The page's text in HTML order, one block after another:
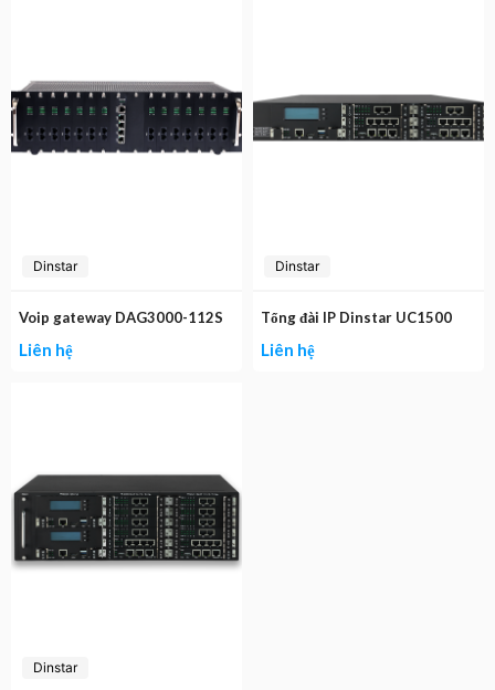
Dinstar
Voip gateway DAG3000-112S
Liên hệ
Dinstar
Tổng đài IP Dinstar UC1500
Liên hệ
Dinstar